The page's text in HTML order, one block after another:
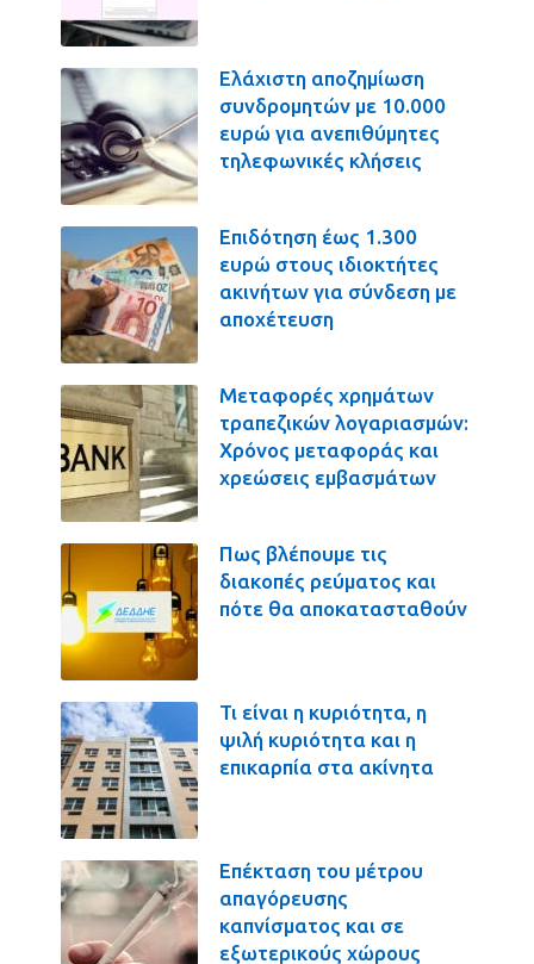
Ελάχιστη αποζημίωση
συνδρομητών με 10.000
ευρώ για ανεπιθύμητες
τηλεφωνικές κλήσεις
Επιδότηση έως 1.300
ευρώ στους ιδιοκτήτες
ακινήτων για σύνδεση με
αποχέτευση
Μεταφορές χρημάτων
τραπεζικών λογαριασμών:
Χρόνος μεταφοράς και
χρεώσεις εμβασμάτων
Πως βλέπουμε τις
διακοπές ρεύματος και
πότε θα αποκατασταθούν
Τι είναι η κυριότητα, η
ψιλή κυριότητα και η
επικαρπία στα ακίνητα
Επέκταση του μέτρου
απαγόρευσης
καπνίσματος και σε
εξωτερικούς χώρους